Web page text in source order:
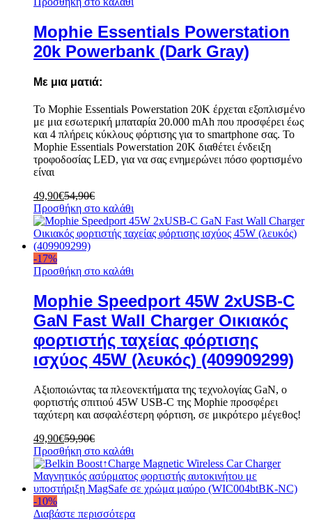
Mophie Essentials Powerstation
20k Powerbank (Dark Gray)
Με μια ματιά:
Το Mophie Essentials Powerstation 20K έρχεται εξοπλισμένο
με μια εσωτερική μπαταρία 20.000 mAh που προσφέρει έως
και 4 πλήρεις κύκλους φόρτισης για το smartphone σας. Το
Mophie Essentials Powerstation 20K διαθέτει ένδειξη
τροφοδοσίας LED, για να σας ενημερώνει πόσο φορτισμένο
είναι
49,90€54,90€
Προσθήκη στο καλάθι
-17%
Προσθήκη στο καλάθι
Mophie Speedport 45W 2xUSB-C
GaN Fast Wall Charger Οικιακός
φορτιστής ταχείας φόρτισης
ισχύος 45W (λευκός) (409909299)
Αξιοποιώντας τα πλεονεκτήματα της τεχνολογίας GaN, ο
φορτιστής σπιτιού 45W USB-C της Mophie προσφέρει
ταχύτερη και ασφαλέστερη φόρτιση, σε μικρότερο μέγεθος!
49,90€59,90€
Προσθήκη στο καλάθι
-10%
Διαβάστε περισσότερα